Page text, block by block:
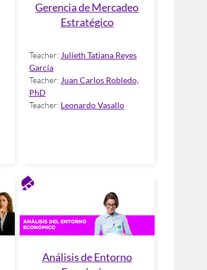
Gerencia de Mercadeo
Estratégico
Teacher: Julieth Tatiana Reyes
García
Teacher: Juan Carlos Robledo,
PhD
Teacher: Leonardo Vasallo
Análisis de Entorno